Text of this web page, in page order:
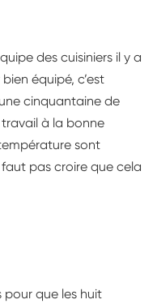
des cuisiniers il y a
équipé, c’est
cinquantaine de
à la bonne
sont
pas croire que cela
pour que les huit